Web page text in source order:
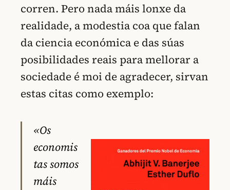
corren. Pero nada máis lonxe da
realidade, a modestia coa que falan
da ciencia económica e das súas
posibilidades reais para mellorar a
sociedade é moi de agradecer, sirvan
estas citas como exemplo:
«Os
economis
tas somos
máis